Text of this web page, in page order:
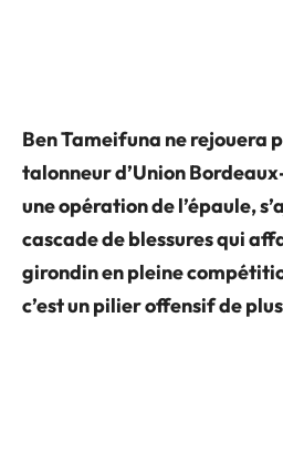
Ben Tameifuna ne rejouera
talonneur d’Union
une opération de l’épaule,
cascade de blessures qui
girondin en pleine
c’est un pilier offensif de